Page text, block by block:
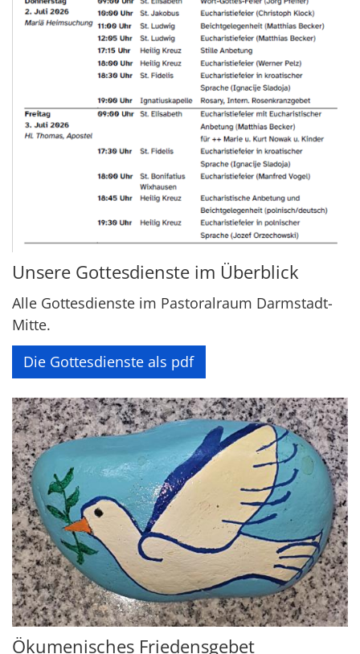
Unsere Gottesdienste im Überblick
Alle Gottesdienste im Pastoralraum Darmstadt-
Mitte.
Die Gottesdienste als pdf
Ökumenisches Friedensgebet